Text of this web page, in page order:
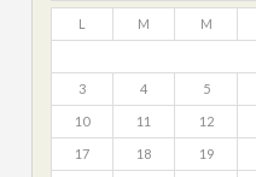
L M M
3 4 5
10 11 12
17 18 19